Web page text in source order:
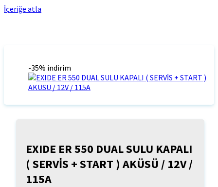
İçeriğe atla
-35% indirim
EXIDE ER 550 DUAL SULU KAPALI
( SERVİS + START ) AKÜSÜ / 12V /
115A